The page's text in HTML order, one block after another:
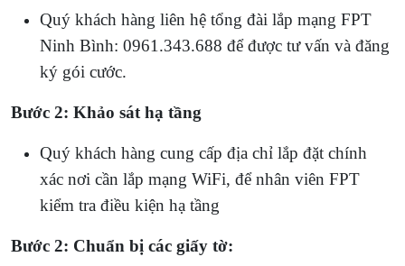
Quý khách hàng liên hệ tổng đài lắp mạng FPT
Ninh Bình: 0961.343.688 để được tư vấn và đăng
ký gói cước.
Bước 2: Khảo sát hạ tầng
Quý khách hàng cung cấp địa chỉ lắp đặt chính
xác nơi cần lắp mạng WiFi, để nhân viên FPT
kiểm tra điều kiện hạ tầng
Bước 2: Chuẩn bị các giấy tờ: